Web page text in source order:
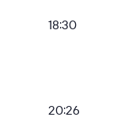
18:30
20:26